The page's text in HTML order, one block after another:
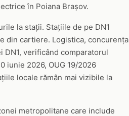
în Poiana Brașov.
la stații. Stațiile de pe DN1
din cartiere. Logistica, concurența
verificând comparatorul
iunie 2026, OUG 19/2026
locale rămân mai vizibile la
metropolitane care include